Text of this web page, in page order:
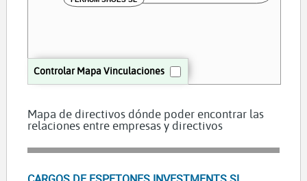
Controlar Mapa Vinculaciones
Mapa de directivos dónde poder encontrar las
relaciones entre empresas y directivos